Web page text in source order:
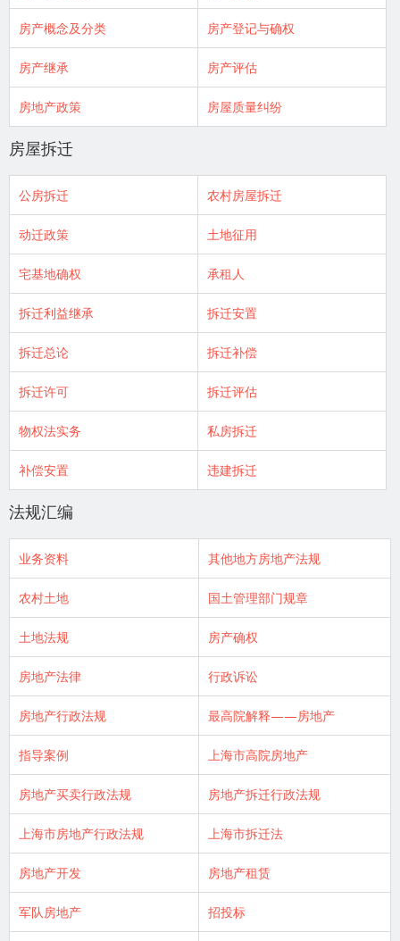
房产概念及分类 房产登记与确权
房产继承 房产评估
房地产政策 房屋质量纠纷
房屋拆迁
公房拆迁 农村房屋拆迁
动迁政策 土地征用
宅基地确权 承租人
拆迁利益继承 拆迁安置
拆迁总论 拆迁补偿
拆迁许可 拆迁评估
物权法实务 私房拆迁
补偿安置 违建拆迁
法规汇编
业务资料 其他地方房地产法规
农村土地 国土管理部门规章
土地法规 房产确权
房地产法律 行政诉讼
房地产行政法规 最高院解释——房地产
指导案例 上海市高院房地产
房地产买卖行政法规 房地产拆迁行政法规
上海市房地产行政法规 上海市拆迁法
房地产开发 房地产租赁
军队房地产 招投标